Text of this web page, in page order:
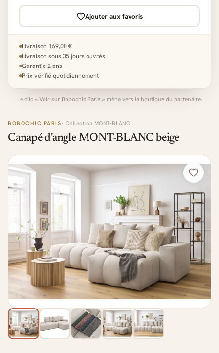
BOBOCHIC PARIS · Collection MONT-BLANC
Canapé d'angle MONT-BLANC beige
Ajouter aux favoris
Livraison 169,00 €
Livraison sous 35 jours ouvrés
Garantie 2 ans
Prix vérifié quotidiennement
Le clic « Voir sur Bobochic Paris » mène vers la boutique du partenaire.